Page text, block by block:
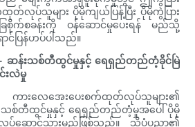
သူများ ပိုမိုကျယ်ပြန့်ပြီး ပိုမိုကွဲပြား
က်စခန်းကို ဝန်ဆောင်မှုပေးရန် မည်သို့
င်ပြန်ဟပ်ပါသည်။
- ဆန်းသစ်တီထွင်မှုနှင့် ရေရှည်တည်တံ့ခိုင်မြဲ
းလဲမှု
ကားလေအေးပေးစက်ထုတ်လုပ်သူများ၏
စ်တီထွင်မှုနှင့် ရေရှည်တည်တံ့မှုအပေါ် ပိုမို
ပ်ဆောင်သွားမည်ဖြစ်သည်။ သိပ္ပံပညာ၏